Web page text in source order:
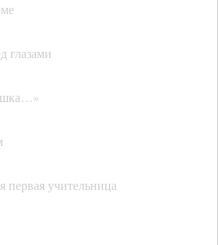
глазами
первая учительница